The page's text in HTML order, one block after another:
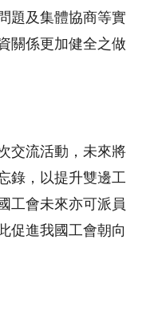
題及集體協商等實
關係更加健全之做
交流活動，未來將
錄，以提升雙邊工
工會未來亦可派員
促進我國工會朝向